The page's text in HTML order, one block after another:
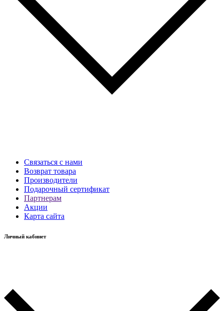
Связаться с нами
Возврат товара
Производители
Подарочный сертификат
Партнерам
Акции
Карта сайта
Личный кабинет